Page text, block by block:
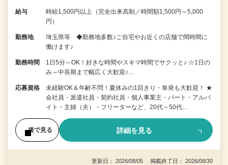
給与
時給1,500円以上（完全出来高制／時間額1,500円～5,000
円）
勤務地
埼玉県等 ◆勤務地多数♪ご自宅やお近くの店舗で間時間に
働けます♪
勤務時間
1日5分～OK！好きな時間やスキマ時間でサクッと♪ ☆1日の
み～中長期まで幅広く大歓迎♪…
応募資格
未経験OK＆年齢不問！夏休みの1回きり・単発も大歓迎！ ★
会社員・派遣社員・契約社員・個人事業主・パート・アルバ
イト・主婦（夫）・フリーターなど、20代～50代…
後で見る 詳細を見る
更新日： 2026/08/05 掲載終了日： 2026/08/30